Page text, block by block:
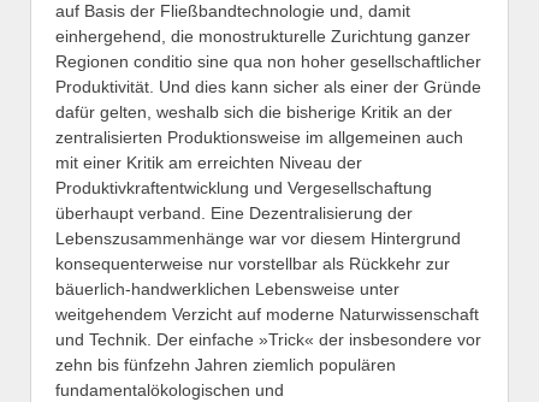
auf Basis der Fließbandtechnologie und, damit
einhergehend, die monostrukturelle Zurichtung ganzer
Regionen conditio sine qua non hoher gesellschaftlicher
Produktivität. Und dies kann sicher als einer der Gründe
dafür gelten, weshalb sich die bisherige Kritik an der
zentralisierten Produktionsweise im allgemeinen auch
mit einer Kritik am erreichten Niveau der
Produktivkraftentwicklung und Vergesellschaftung
überhaupt verband. Eine Dezentralisierung der
Lebenszusammenhänge war vor diesem Hintergrund
konsequenterweise nur vorstellbar als Rückkehr zur
bäuerlich-handwerklichen Lebensweise unter
weitgehendem Verzicht auf moderne Naturwissenschaft
und Technik. Der einfache »Trick« der insbesondere vor
zehn bis fünfzehn Jahren ziemlich populären
fundamentalökologischen und